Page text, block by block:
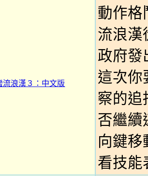
流浪漢３：中文版
動作格
流浪漢
政府發
這次你
察的追
否繼續
向鍵移
看技能